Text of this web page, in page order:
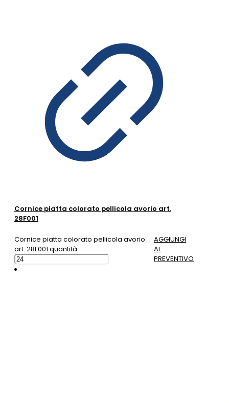
Cornice piatta colorato pellicola avorio art.
28F001
Cornice piatta colorato pellicola avorio
art. 28F001 quantità
AGGIUNGI
AL
PREVENTIVO